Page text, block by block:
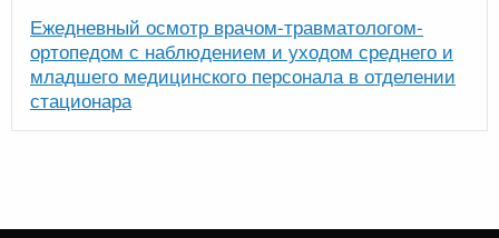
Ежедневный осмотр врачом-травматологом-
ортопедом с наблюдением и уходом среднего и
младшего медицинского персонала в отделении
стационара